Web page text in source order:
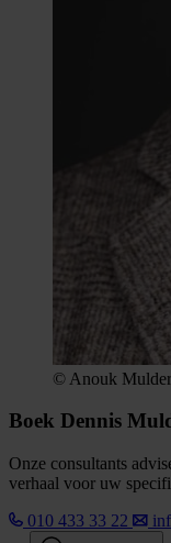
© Anouk Mulder
Boek Dennis
Onze consultants
verhaal voor uw
010 433 33 22